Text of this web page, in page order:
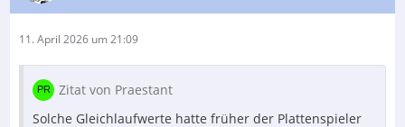
11. April 2026 um 21:09
Zitat von Praestant
Solche Gleichlaufwerte hatte früher der Plattenspieler